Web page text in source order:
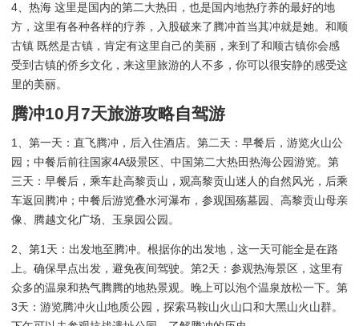
4、热海 这里是国内的第二大热田，也是国内地热疗养的最好的地
方，这里有各种各样的疗养，入股破来了腾冲首当其冲就是她。和顺
古镇 既然是古镇，肯定有这里自己的美丽，来到了和顺古镇你会感
受到古镇的侨乡文化，来这里旅游的人不多，你可以很安静的感受这
里的美丽。
腾冲10月7天旅游攻略自驾游
1、第一天：直飞腾冲，后入住酒店。第二天：早餐后，游览火山公
园；中餐后前往国家4A级景区、中国第二大热田热海公园游览。第
三天：早餐后，乘车赴高黎贡山，观高黎贡山迷人的自然风光，后乘
车返回腾冲；中餐后游览叠水河瀑布，参观国殇墓园、高黎贡山母亲
像、腾越文化广场、玉泉园公园。
2、第1天：出发地至腾冲。根据你的出发地，这一天可能全是在路
上。确保早点出发，避免夜间驾驶。第2天：参观热海景区，这里有
众多的温泉和热气腾腾的地热景观。晚上可以泡个温泉放松一下。第
3天：游览腾冲火山地质公园，探索马鞍山火山口和大黑山火山群。